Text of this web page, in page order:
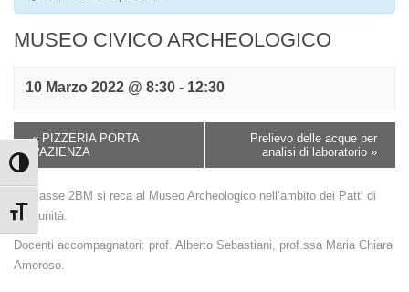
Attiva/disattiva alto contrasto
Attiva/disattiva dimensione testo
MUSEO CIVICO ARCHEOLOGICO
10 Marzo 2022 @ 8:30 - 12:30
« PIZZERIA PORTA
PAZIENZA
Prelievo delle acque per
analisi di laboratorio »
La classe 2BM si reca al Museo Archeologico nell’ambito dei Patti di
Comunità.
Docenti accompagnatori: prof. Alberto Sebastiani, prof.ssa Maria Chiara
Amoroso.